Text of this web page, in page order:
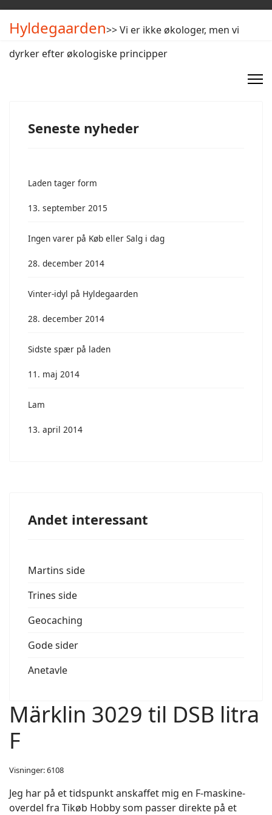
Hyldegaarden>> Vi er ikke økologer, men vi
dyrker efter økologiske principper
Seneste nyheder
Laden tager form
13. september 2015
Ingen varer på Køb eller Salg i dag
28. december 2014
Vinter-idyl på Hyldegaarden
28. december 2014
Sidste spær på laden
11. maj 2014
Lam
13. april 2014
Andet interessant
Martins side
Trines side
Geocaching
Gode sider
Anetavle
Märklin 3029 til DSB litra
F
Visninger: 6108
Jeg har på et tidspunkt anskaffet mig en F-maskine-
overdel fra Tikøb Hobby som passer direkte på et